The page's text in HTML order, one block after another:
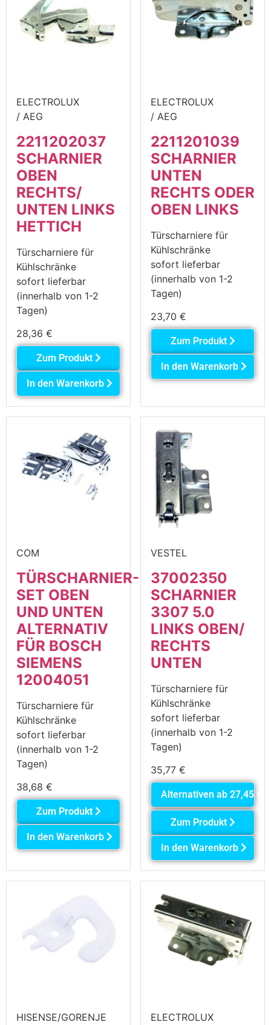
ELECTROLUX
/ AEG
2211202037
SCHARNIER
OBEN
RECHTS/
UNTEN LINKS
HETTICH
Türscharniere für
Kühlschränke
sofort lieferbar
(innerhalb von 1-2
Tagen)
28,36 €
Zum Produkt
In den Warenkorb
ELECTROLUX
/ AEG
2211201039
SCHARNIER
UNTEN
RECHTS ODER
OBEN LINKS
Türscharniere für
Kühlschränke
sofort lieferbar
(innerhalb von 1-2
Tagen)
23,70 €
Zum Produkt
In den Warenkorb
COM
TÜRSCHARNIER-
SET OBEN
UND UNTEN
ALTERNATIV
FÜR BOSCH
SIEMENS
12004051
Türscharniere für
Kühlschränke
sofort lieferbar
(innerhalb von 1-2
Tagen)
38,68 €
Zum Produkt
In den Warenkorb
VESTEL
37002350
SCHARNIER
3307 5.0
LINKS OBEN/
RECHTS
UNTEN
Türscharniere für
Kühlschränke
sofort lieferbar
(innerhalb von 1-2
Tagen)
35,77 €
Alternativen ab 27,45
Zum Produkt
In den Warenkorb
HISENSE/GORENJE
ELECTROLUX